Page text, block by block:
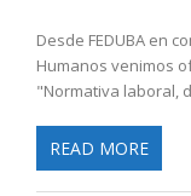
Desde FEDUBA en
Humanos venimos
"Normativa laboral,
READ MORE